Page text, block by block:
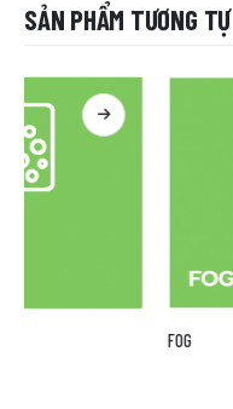
SẢN PHẨM TƯƠNG TỰ